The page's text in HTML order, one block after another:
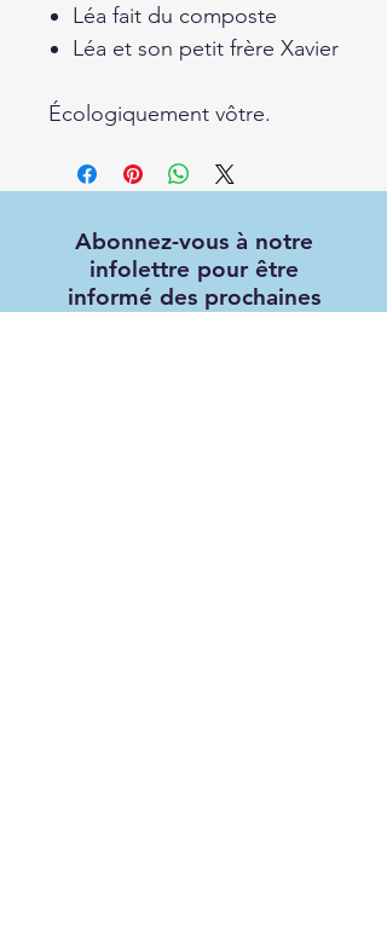
Léa fait du composte
Léa et son petit frère Xavier
Écologiquement vôtre.
Abonnez-vous à notre
infolettre pour être
informé des prochaines